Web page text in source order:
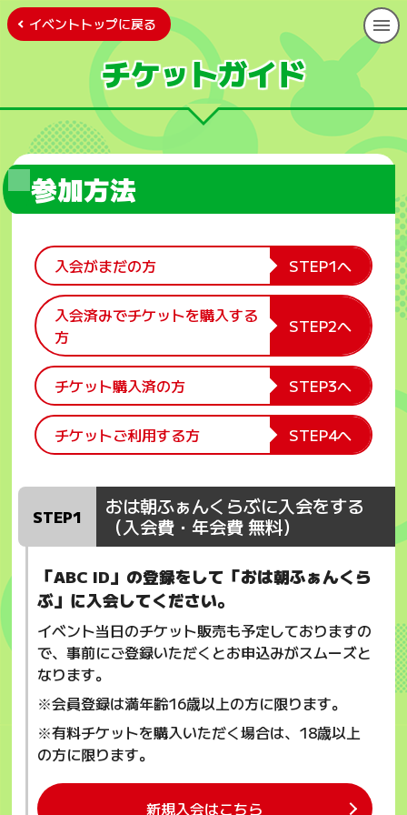
イベントトップに戻る
チケットガイド
参加方法
入会がまだの方 STEP1へ
入会済みでチケットを購入する
方
STEP2へ
チケット購入済の方 STEP3へ
チケットご利用する方 STEP4へ
STEP1
おは朝ふぁんくらぶに入会をする
（入会費・年会費 無料）
「ABC ID」の登録をして「おは朝ふぁんくら
ぶ」に入会してください。
イベント当日のチケット販売も予定しておりますの
で、事前にご登録いただくとお申込みがスムーズと
なります。
※会員登録は満年齢16歳以上の方に限ります。
※有料チケットを購入いただく場合は、18歳以上
の方に限ります。
新規入会はこちら